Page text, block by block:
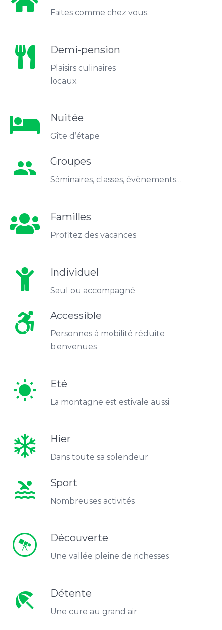
Faites comme chez vous.
Demi-pension
Plaisirs culinaires
locaux
Nuitée
Gîte d’étape
group Groupes
Séminaires, classes, évènements…
Familles
Profitez des vacances
Individuel
Seul ou accompagné
Accessible
Personnes à mobilité réduite
bienvenues
wb_sunny Eté
La montagne est estivale aussi
Hier
Dans toute sa splendeur
pool Sport
Nombreuses activités
Découverte
Une vallée pleine de richesses
beach_access Détente
Une cure au grand air